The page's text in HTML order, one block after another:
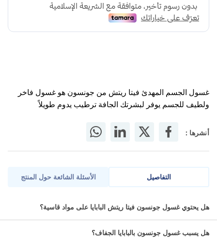
غسول الجسم المهدئ فيتا ريتش من جونسون هو غسول فاخر
ولطيف للجسم يوفر لبشرتك الجافة ترطيب يدوم طويلاً
أنشرها :
التفاصيل الأسئلة الشائعة حول المنتج
هل يحتوي غسول جونسون فيتا ريتش البابايا على مواد قاسية؟
هل يسبب غسول جونسون بالبابايا الجفاف؟